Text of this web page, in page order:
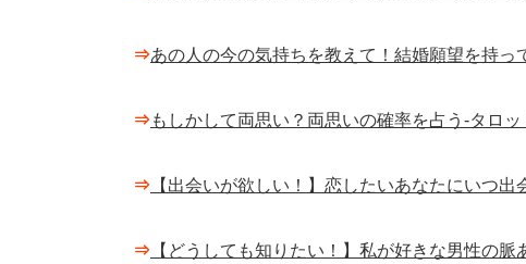
⇒あの人の今の気持ちを教えて！結婚願望を持っ
⇒もしかして両思い？両思いの確率を占う-タロッ
⇒ 【出会いが欲しい！】恋したいあなたにいつ
⇒ 【どうしても知りたい！】私が好きな男性の脈